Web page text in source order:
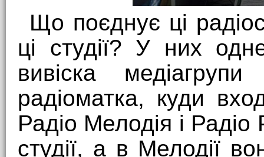
Що поєднує ці
ці студії? У них
вивіска
радіоматка, куди
Радіо Мелодія і
студії, а в Мелодії